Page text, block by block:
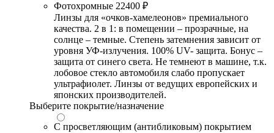
Фотохромные 22400 ₽
Линзы для «очков-хамелеонов» премиального
качества. 2 в 1: в помещении – прозрачные, на
солнце – темные. Степень затемнения зависит от
уровня УФ-излучения. 100% UV- защита. Бонус –
защита от синего света. Не темнеют в машине, т.к.
лобовое стекло автомобиля слабо пропускает
ультрафиолет. Линзы от ведущих европейских и
японских производителей.
Выберите покрытие/назначение
С просветляющим (антибликовым) покрытием